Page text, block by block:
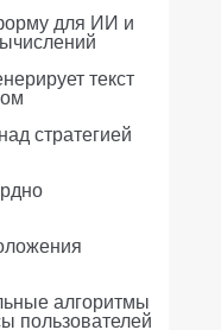
для ИИ и
текст
стратегией
алгоритмы
пользователей